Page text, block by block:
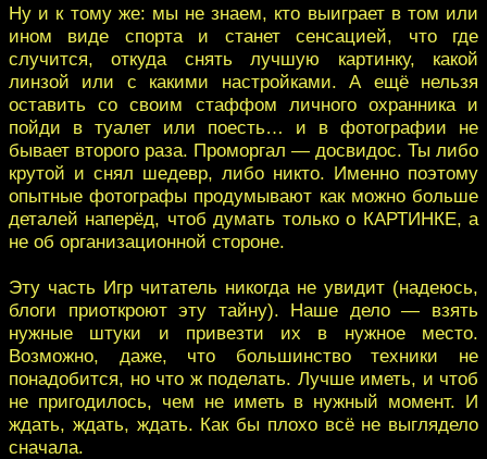
Ну и к тому же: мы не знаем, кто выиграет в том или
ином виде спорта и станет сенсацией, что где
случится, откуда снять лучшую картинку, какой
линзой или с какими настройками. А ещё нельзя
оставить со своим стаффом личного охранника и
пойди в туалет или поесть… и в фотографии не
бывает второго раза. Проморгал — досвидос. Ты либо
крутой и снял шедевр, либо никто. Именно поэтому
опытные фотографы продумывают как можно больше
деталей наперёд, чтоб думать только о КАРТИНКЕ, а
не об организационной стороне.
Эту часть Игр читатель никогда не увидит (надеюсь,
блоги приоткроют эту тайну). Наше дело — взять
нужные штуки и привезти их в нужное место.
Возможно, даже, что большинство техники не
понадобится, но что ж поделать. Лучше иметь, и чтоб
не пригодилось, чем не иметь в нужный момент. И
ждать, ждать, ждать. Как бы плохо всё не выглядело
сначала.